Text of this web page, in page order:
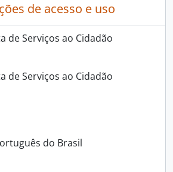
de acesso e uso
de Serviços ao Cidadão
de Serviços ao Cidadão
do Brasil